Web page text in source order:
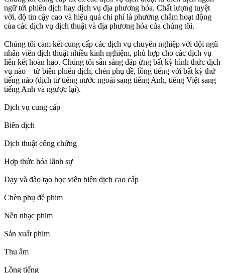
ngữ tới phiên dịch hay dịch vụ địa phương hóa. Chất lượng tuyệt
vời, độ tin cậy cao và hiệu quả chi phí là phương châm hoạt động
của các dịch vụ dịch thuật và địa phương hóa của chúng tôi.
Chúng tôi cam kết cung cấp các dịch vụ chuyên nghiệp với đội ngũ
nhân viên dịch thuật nhiều kinh nghiệm, phù hợp cho các dịch vụ
liên kết hoàn hảo. Chúng tôi sẵn sàng đáp ứng bất kỳ hình thức dịch
vụ nào – từ biên phiên dịch, chèn phụ đề, lồng tiếng với bất kỳ thứ
tiếng nào (dịch từ tiếng nước ngoài sang tiếng Anh, tiếng Việt sang
tiếng Anh và ngược lại).
Dịch vụ cung cấp
Biên dịch
Dịch thuật công chứng
Hợp thức hóa lãnh sự
Dạy và đào tạo học viên biên dịch cao cấp
Chèn phụ đề phim
Nền nhạc phim
Sản xuất phim
Thu âm
Lồng tiếng